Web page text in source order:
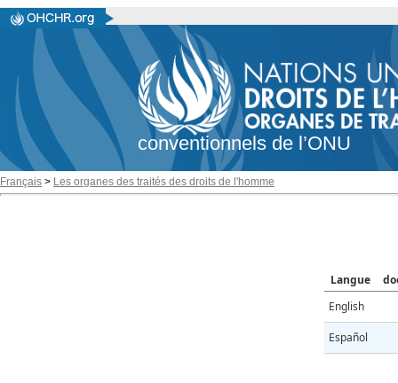
conventionnels de l’ONU
Français > Les organes des traités des droits de l'homme
Langue
English
Español